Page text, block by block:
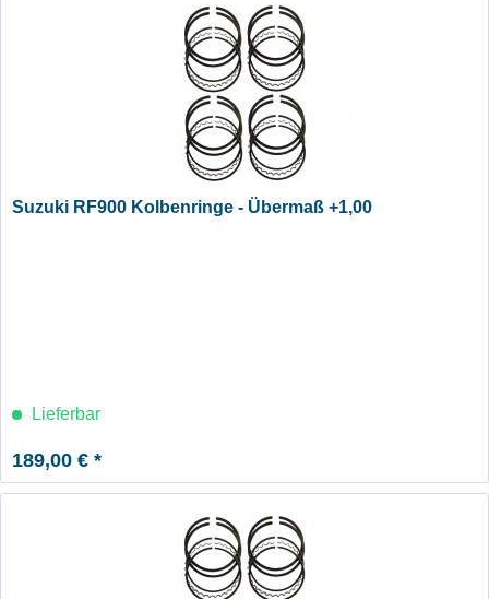
Suzuki RF900 Kolbenringe - Übermaß +1,00
Lieferbar
189,00 € *